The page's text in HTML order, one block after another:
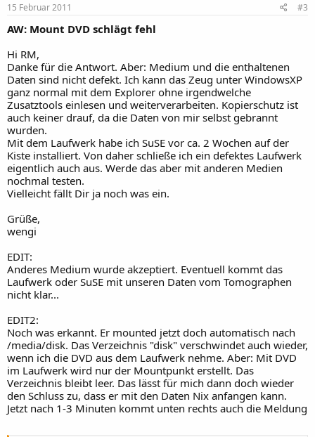
15 Februar 2011 #3
AW: Mount DVD schlägt fehl
Hi RM,
Danke für die Antwort. Aber: Medium und die enthaltenen
Daten sind nicht defekt. Ich kann das Zeug unter WindowsXP
ganz normal mit dem Explorer ohne irgendwelche
Zusatztools einlesen und weiterverarbeiten. Kopierschutz ist
auch keiner drauf, da die Daten von mir selbst gebrannt
wurden.
Mit dem Laufwerk habe ich SuSE vor ca. 2 Wochen auf der
Kiste installiert. Von daher schließe ich ein defektes Laufwerk
eigentlich auch aus. Werde das aber mit anderen Medien
nochmal testen.
Vielleicht fällt Dir ja noch was ein.
Grüße,
wengi
EDIT:
Anderes Medium wurde akzeptiert. Eventuell kommt das
Laufwerk oder SuSE mit unseren Daten vom Tomographen
nicht klar...
EDIT2:
Noch was erkannt. Er mounted jetzt doch automatisch nach
/media/disk. Das Verzeichnis "disk" verschwindet auch wieder,
wenn ich die DVD aus dem Laufwerk nehme. Aber: Mit DVD
im Laufwerk wird nur der Mountpunkt erstellt. Das
Verzeichnis bleibt leer. Das lässt für mich dann doch wieder
den Schluss zu, dass er mit den Daten Nix anfangen kann.
Jetzt nach 1-3 Minuten kommt unten rechts auch die Meldung